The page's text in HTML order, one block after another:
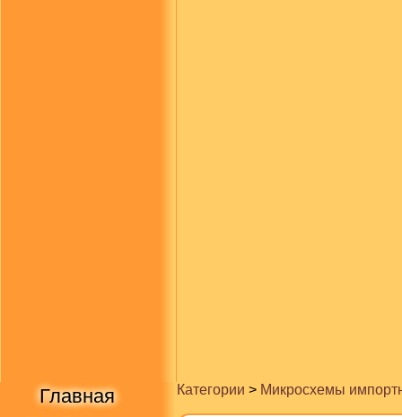
Главная
Категории > Микросхемы